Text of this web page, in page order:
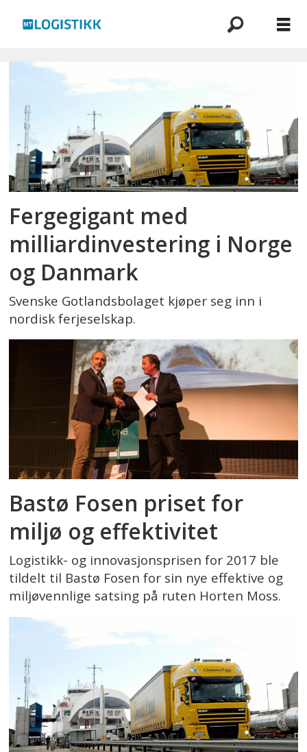
Emne:
bastø
fosen
Fergegigant med
milliardinvestering i Norge
og Danmark
Svenske Gotlandsbolaget kjøper seg inn i
nordisk ferjeselskap.
Bastø Fosen priset for
miljø og effektivitet
Logistikk- og innovasjonsprisen for 2017 ble
tildelt til Bastø Fosen for sin nye effektive og
miljøvennlige satsing på ruten Horten Moss.